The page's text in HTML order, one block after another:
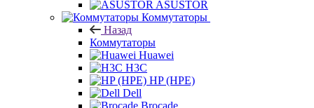
ASUSTOR
Коммутаторы
Назад
Коммутаторы
Huawei
H3C
HP (HPE)
Dell
Brocade